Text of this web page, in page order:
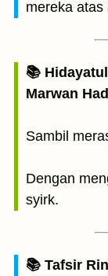
mereka atas
📚
Marwan
Sambil
Dengan
syirk.
📚 Tafsir